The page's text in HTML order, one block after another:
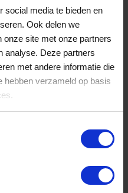
social media te bieden en
Ook delen we
onze site met onze partners
analyse. Deze partners
met andere informatie die
hebben verzameld op basis
glimlach én een
geldig?
VVV cadeaukaart
je VVV